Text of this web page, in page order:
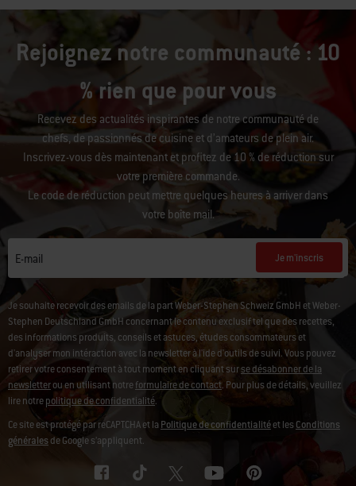
Rejoignez notre communauté : 10
% rien que pour vous
Recevez des actualités inspirantes de notre communauté de
chefs, de passionnés de cuisine et d’amateurs de plein air.
Inscrivez-vous dès maintenant et profitez de 10 % de réduction sur
votre première commande.
Le code de réduction peut mettre quelques heures à arriver dans
votre boîte mail.
E-mail Je m'inscris
Je souhaite recevoir des emails de la part Weber-Stephen Schweiz GmbH et Weber-
Stephen Deutschland GmbH concernant le contenu exclusif tel que des recettes,
des informations produits, conseils et astuces, études consommateurs et
d'analyser mon intéraction avec la newsletter à l'ide d'outils de suivi. Vous pouvez
retirer votre consentement à tout moment en cliquant surse désabonner de la
newsletterou en utilisant notreformulaire de contact. Pour plus de détails, veuillez
lire notrepolitique de confidentialité.
Ce site est protégé par reCAPTCHA et la Politique de confidentialitéet lesConditions
généralesde Google s’appliquent.